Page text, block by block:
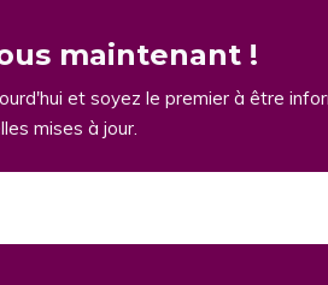
maintenant !
et soyez le premier à être
mises à jour.